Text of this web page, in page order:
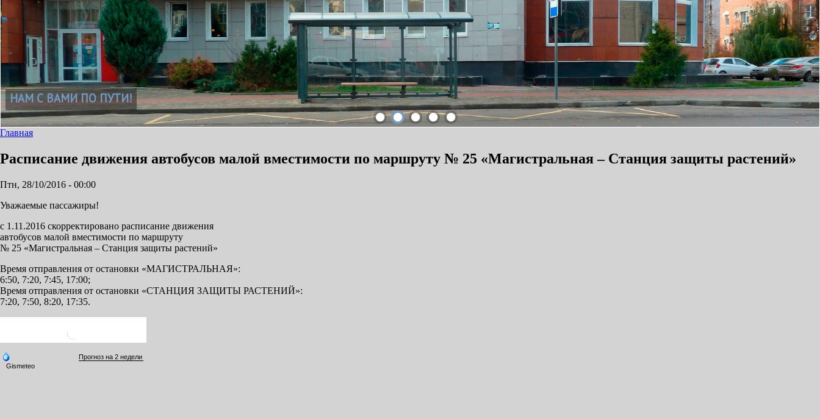
Главная
Расписание движения автобусов малой вместимости по маршруту № 25 «Магистральная – Станция защиты растений»
Птн, 28/10/2016 - 00:00
Уважаемые пассажиры!
с 1.11.2016 скорректировано расписание движения
автобусов малой вместимости по маршруту
№ 25 «Магистральная – Станция защиты растений»
Время отправления от остановки «МАГИСТРАЛЬНАЯ»:
6:50, 7:20, 7:45, 17:00;
Время отправления от остановки «СТАНЦИЯ ЗАЩИТЫ РАСТЕНИЙ»:
7:20, 7:50, 8:20, 17:35.